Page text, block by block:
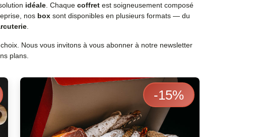
idéale . Chaque coffret est soigneusement composé
nos boxsont disponibles en plusieurs formats — du
.
Nous vous invitons à vous abonner à notre newsletter
plans.
-15%